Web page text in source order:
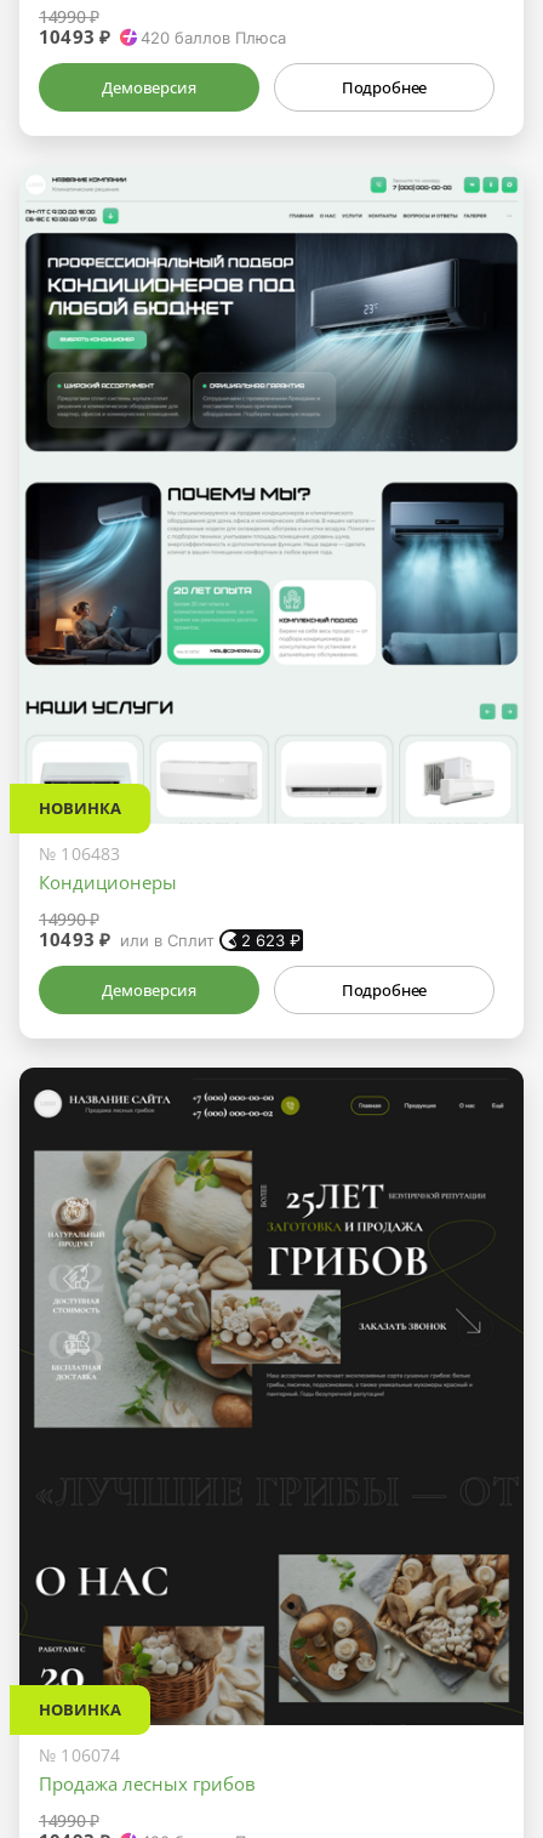
14990 ₽
10493 ₽ 420 баллов Плюса
Демоверсия Подробнее
НОВИНКА
№ 106483
Кондиционеры
14990 ₽
10493 ₽ или в Сплит 2 623 ₽
Демоверсия Подробнее
НОВИНКА
№ 106074
Продажа лесных грибов
14990 ₽